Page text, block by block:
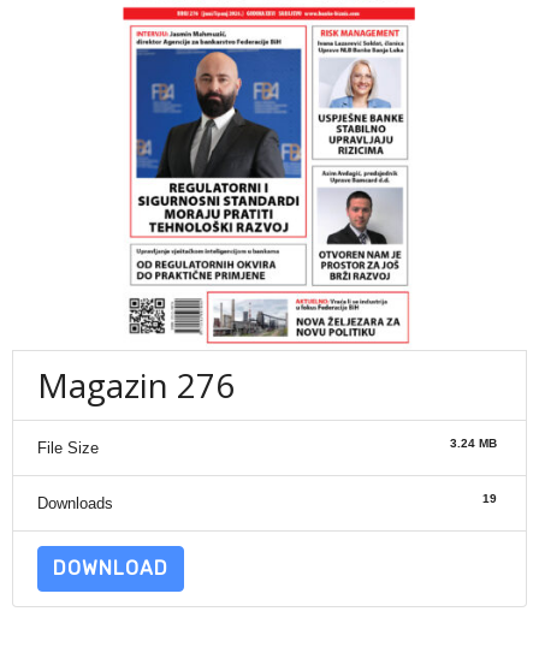
Magazin 276
File Size 3.24 MB
Downloads 19
DOWNLOAD